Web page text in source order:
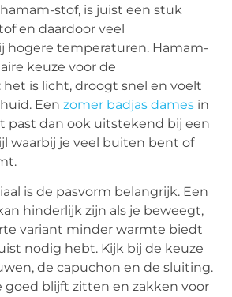
stof, is juist een stuk
en daardoor veel
hogere temperaturen. Hamam-
keuze voor de
is licht, droogt snel en voelt
Eenzomer badjas dames in
past dan ook uitstekend bij een
waarbij je veel buiten bent of
is de pasvorm belangrijk. Een
hinderlijk zijn als je beweegt,
variant minder warmte biedt
nodig hebt. Kijk bij de keuze
de capuchon en de sluiting.
goed blijft zitten en zakken voor